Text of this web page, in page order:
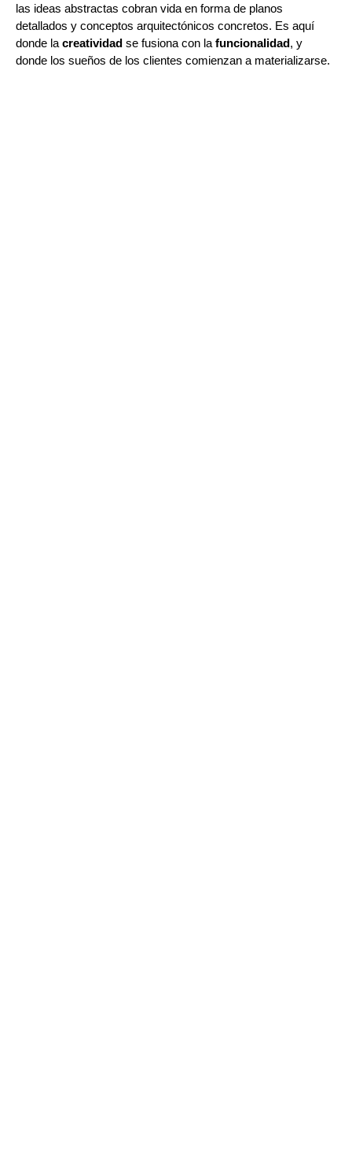
las ideas abstractas cobran vida en forma de planos
detallados y conceptos arquitectónicos concretos. Es aquí
donde la creatividad se fusiona con la funcionalidad, y
donde los sueños de los clientes comienzan a materializarse.